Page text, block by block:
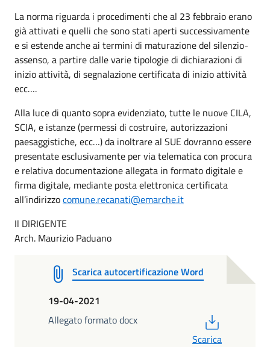
La norma riguarda i procedimenti che al 23 febbraio erano
già attivati e quelli che sono stati aperti successivamente
e si estende anche ai termini di maturazione del silenzio-
assenso, a partire dalle varie tipologie di dichiarazioni di
inizio attività, di segnalazione certificata di inizio attività
ecc….
Alla luce di quanto sopra evidenziato, tutte le nuove CILA,
SCIA, e istanze (permessi di costruire, autorizzazioni
paesaggistiche, ecc…) da inoltrare al SUE dovranno essere
presentate esclusivamente per via telematica con procura
e relativa documentazione allegata in formato digitale e
firma digitale, mediante posta elettronica certificata
all’indirizzocomune.recanati@emarche.it
Il DIRIGENTE
Arch. Maurizio Paduano
Scarica autocertificazione Word
19-04-2021
Allegato formato docx
Scarica